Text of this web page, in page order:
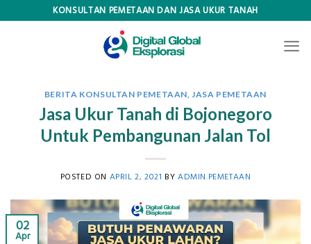
KONSULTAN PEMETAAN DAN JASA UKUR TANAH
BERITA KONSULTAN PEMETAAN,JASA PEMETAAN
Jasa Ukur Tanah di Bojonegoro
Untuk Pembangunan Jalan Tol
POSTED ON APRIL 2, 2021 BY ADMIN.PEMETAAN
02
Apr